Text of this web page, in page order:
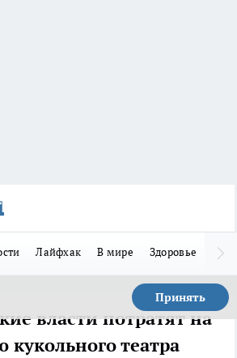
Лайфхак В мире Здоровье
Принять
власти потратят на
кукольного театра